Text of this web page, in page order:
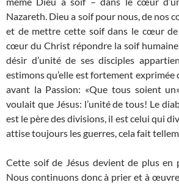
Nazareth. Dieu a soif pour nous, de nos
et de mettre cette soif dans le cœur de
cœur du Christ répondre la soif
désir d’unité de ses disciples
estimons qu’elle est fortement exprimée
avant la Passion: «Que tous soient
voulait que Jésus: l’unité de tous! Le
est le père des divisions, il est celui qui
attise toujours les guerres, cela fait
Cette soif de Jésus devient de plus en
Nous continuons donc à prier et à